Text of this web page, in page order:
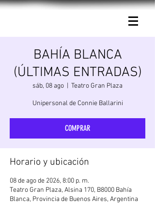
BAHÍA BLANCA
(ÚLTIMAS ENTRADAS)
sáb, 08 ago Teatro Gran Plaza
Unipersonal de Connie Ballarini
COMPRAR
Horario y ubicación
08 de ago de 2026, 8:00 p. m.
Teatro Gran Plaza, Alsina 170, B8000 Bahía
Blanca, Provincia de Buenos Aires, Argentina